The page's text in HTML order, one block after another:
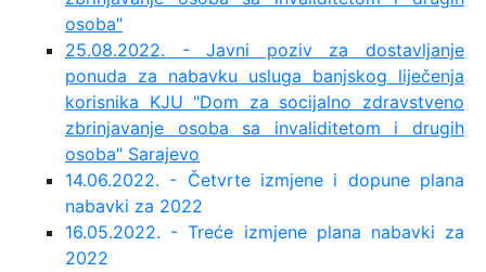
osoba"
25.08.2022. - Javni poziv za dostavljanje
ponuda za nabavku usluga banjskog liječenja
korisnika KJU "Dom za socijalno zdravstveno
zbrinjavanje osoba sa invaliditetom i drugih
osoba" Sarajevo
14.06.2022. - Četvrte izmjene i dopune plana
nabavki za 2022
16.05.2022. - Treće izmjene plana nabavki za
2022